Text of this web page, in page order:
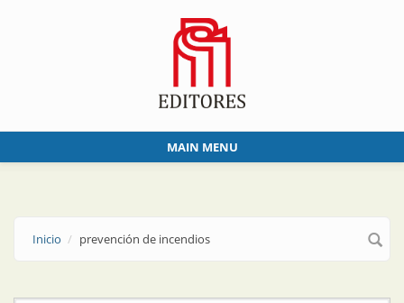
MAIN MENU
Inicio prevención de incendios